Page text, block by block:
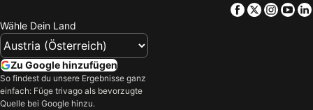
Facebook
Twitter
Wähle Dein Land
Zu Google hinzufügen
So findest du unsere Ergebnisse ganz
einfach: Füge trivago als bevorzugte
Quelle bei Google hinzu.